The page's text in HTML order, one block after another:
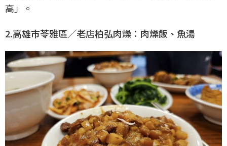
高」。
2.高雄市苓雅區／老店柏弘肉燥：肉燥飯、魚湯